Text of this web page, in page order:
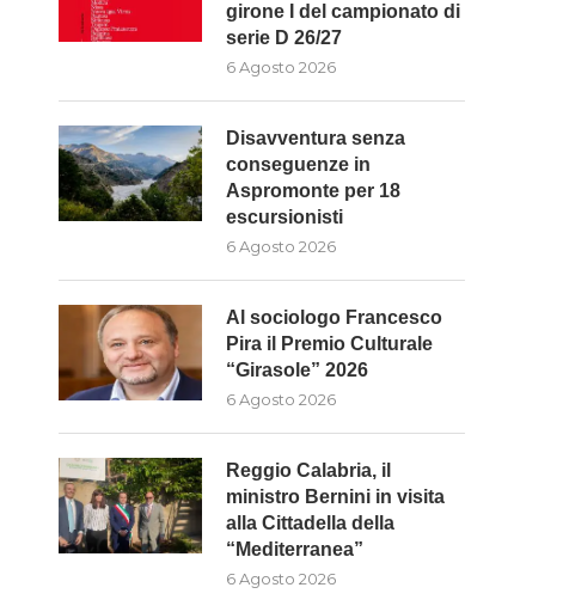
AL SOCIOLOGO FRANCESCO PIRA
6 Agosto 2026
REGGIO CALABRIA, IL
girone I del campionato di
serie D 26/27
6 Agosto 2026
Disavventura senza
conseguenze in
Aspromonte per 18
escursionisti
6 Agosto 2026
Al sociologo Francesco
Pira il Premio Culturale
“Girasole” 2026
6 Agosto 2026
Reggio Calabria, il
ministro Bernini in visita
alla Cittadella della
“Mediterranea”
6 Agosto 2026